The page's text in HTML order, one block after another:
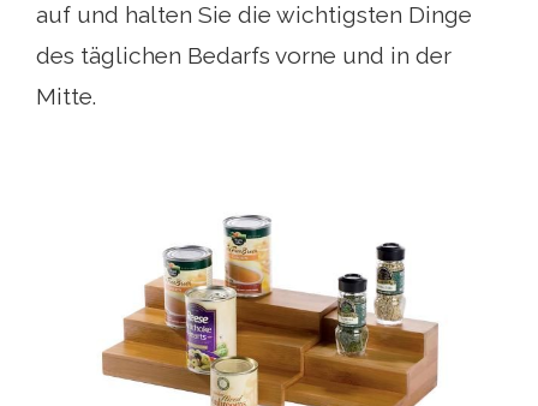
auf und halten Sie die wichtigsten Dinge
des täglichen Bedarfs vorne und in der
Mitte.